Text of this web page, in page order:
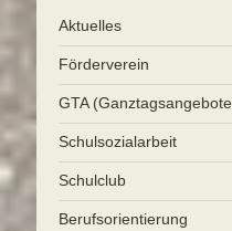
Aktuelles
Förderverein
GTA
Schulsozialarbeit
Schulclub
Berufsorientierung